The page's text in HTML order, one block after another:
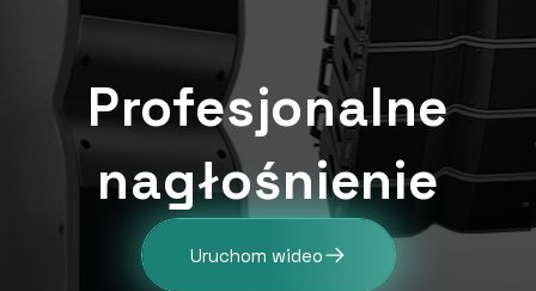
Profesjonalne
nagłośnienie
Uruchom wideo